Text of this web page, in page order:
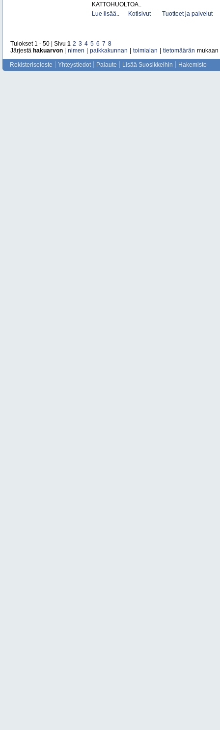
KATTOHUOLTOA..
Lue lisää..
Kotisivut Tuotteet ja palvelut
Tulokset 1 - 50 | Sivu 1 2 3 4 5 6 7 8
Järjestä hakuarvon nimen paikkakunnan toimialan tietomäärän mukaan
Rekisteriseloste Yhteystiedot Palaute Lisää Suosikkeihin Hakemisto